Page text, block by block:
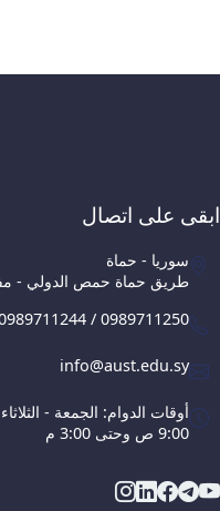
ابقى على اتصال
سوريا - حماة
طريق حماة حمص الدولي -
/ 0989711250
info@aust.edu.sy
أوقات الدوام: الجمعة - الثلاثاء
9:00 ص وحتى 3:00 م